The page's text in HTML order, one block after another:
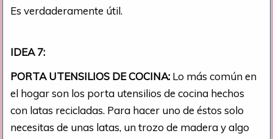
Es verdaderamente útil.
IDEA 7:
PORTA UTENSILIOS DE COCINA: Lo más común en
el hogar son los porta utensilios de cocina hechos
con latas recicladas. Para hacer uno de éstos solo
necesitas de unas latas, un trozo de madera y algo